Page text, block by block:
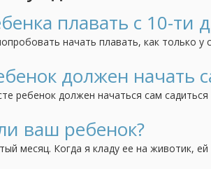
плавать с 10-ти
начать плавать, как только у
и 2-х недель от роду, отлично умеют
умело помогать, поддерживая под
должен начать
ребенок должен начаться сам
ваш ребенок?
месяц. Когда я кладу ее на животик,